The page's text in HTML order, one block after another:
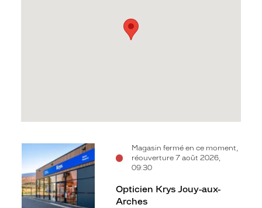
Magasin fermé en ce moment,
réouverture 7 août 2026,
09:30
la
fiche
Opticien Krys Jouy-aux-
Arches